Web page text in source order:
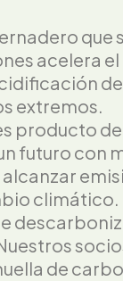
que
acelera
extremos.
producto
futuro con
climático.
de